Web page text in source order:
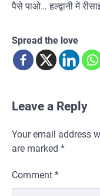
पैसे पाओ… हल्द्वानी में
Spread the love
Leave a Reply
Your email address
are marked *
Comment *